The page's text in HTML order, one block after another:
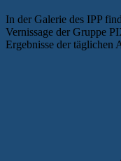
In der Galerie des IPP
Vernissage der Gruppe
Ergebnisse der täglichen